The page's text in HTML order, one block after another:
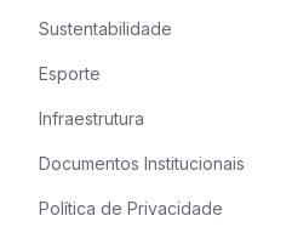
Sustentabilidade
Esporte
Infraestrutura
Documentos Institucionais
Política de Privacidade